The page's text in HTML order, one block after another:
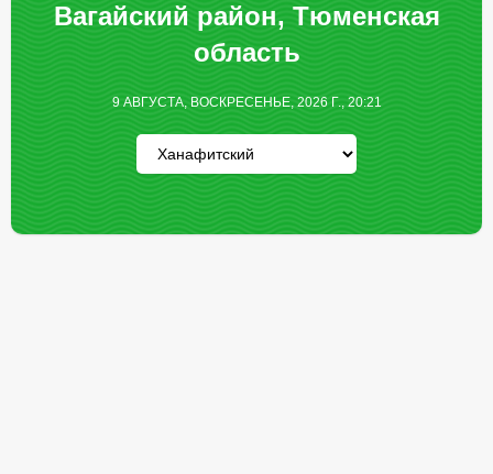
Вагайский район, Тюменская
область
9 АВГУСТА, ВОСКРЕСЕНЬЕ, 2026 Г., 20:21